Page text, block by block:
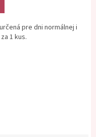
pre dni normálnej i
1 kus.